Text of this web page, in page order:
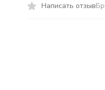
Написать отзыв